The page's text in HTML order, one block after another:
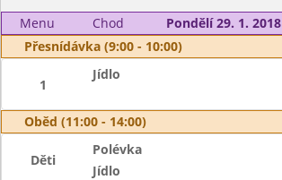
Menu Chod
Pondělí 29. 1. 2018
Přesnídávka (9:00 - 10:00)
1
Jídlo
Oběd (11:00 - 14:00)
Děti
Polévka
Jídlo